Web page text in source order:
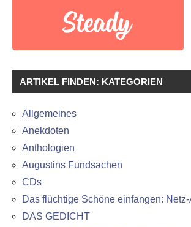
ARTIKEL FINDEN: KATEGORIEN
Allgemeines
Anekdoten
Anthologien
Augustins Fundsachen
CDs
Das flüchtige Schöne einfangen:
DAS GEDICHT